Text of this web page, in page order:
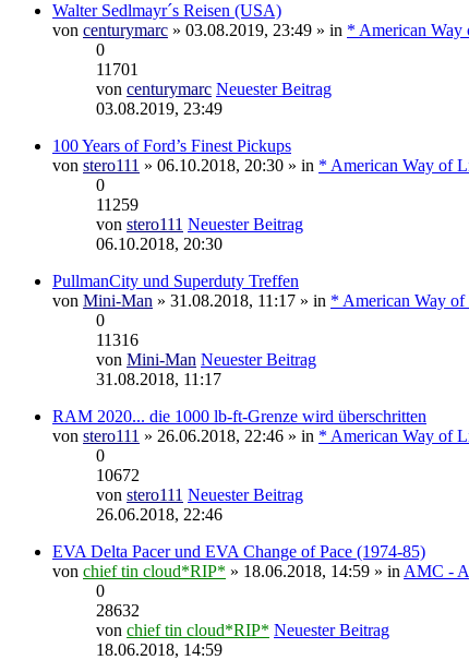
Walter Sedlmayr´s Reisen (USA)
von centurymarc » 03.08.2019, 23:49 » in * American
0
11701
von centurymarc Neuester Beitrag
03.08.2019, 23:49
100 Years of Ford’s Finest Pickups
von stero111 » 06.10.2018, 20:30 » in * American Way of
0
11259
von stero111 Neuester Beitrag
06.10.2018, 20:30
PullmanCity und Superduty Treffen
von Mini-Man » 31.08.2018, 11:17 » in * American Way
0
11316
von Mini-Man Neuester Beitrag
31.08.2018, 11:17
RAM 2020... die 1000 lb-ft-Grenze wird überschritten
von stero111 » 26.06.2018, 22:46 » in * American Way of
0
10672
von stero111 Neuester Beitrag
26.06.2018, 22:46
EVA Delta Pacer und EVA Change of Pace (1974-85)
von chief tin cloud*RIP* » 18.06.2018, 14:59 » in AMC -
0
28632
von chief tin cloud*RIP* Neuester Beitrag
18.06.2018, 14:59